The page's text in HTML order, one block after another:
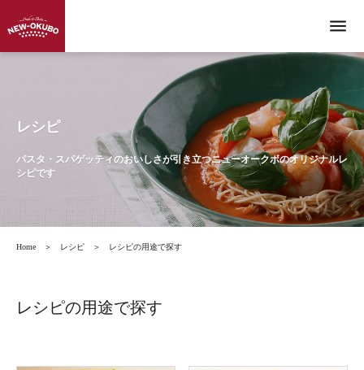
menu
レシピ
パスタ・スパゲッティのおいしさが引き立つニューオークボのオリジナルレ
シピです
Home ＞ レシピ ＞ レシピの用途で探す
レシピの用途で探す